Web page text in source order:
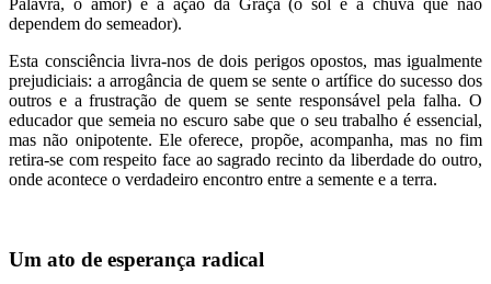
dependem do semeador).
Esta consciência livra-nos de dois perigos opostos, mas igualmente
prejudiciais: a arrogância de quem se sente o artífice do sucesso dos
outros e a frustração de quem se sente responsável pela falha. O
educador que semeia no escuro sabe que o seu trabalho é essencial,
mas não onipotente. Ele oferece, propõe, acompanha, mas no fim
retira-se com respeito face ao sagrado recinto da liberdade do outro,
onde acontece o verdadeiro encontro entre a semente e a terra.
Um ato de esperança radical